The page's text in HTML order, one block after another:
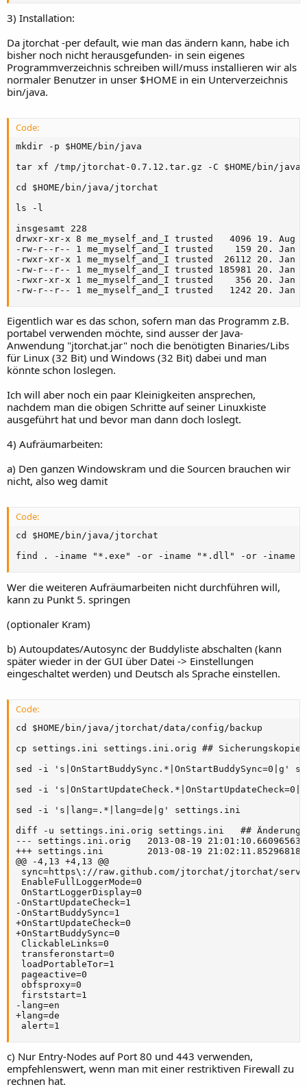
3) Installation:
Da jtorchat -per default, wie man das ändern kann, habe ich
bisher noch nicht herausgefunden- in sein eigenes
Programmverzeichnis schreiben will/muss installieren wir als
normaler Benutzer in unser $HOME in ein Unterverzeichnis
bin/java.
Code:
mkdir -p $HOME/bin/java
tar xf /tmp/jtorchat-0.7.12.tar.gz -C $HOME/bin/java/
cd $HOME/bin/java/jtorchat
ls -l
insgesamt 228
drwxr-xr-x 8 me_myself_and_I trusted   4096 19. Aug
-rw-r--r-- 1 me_myself_and_I trusted    159 20. Jan
-rwxr-xr-x 1 me_myself_and_I trusted  26112 20. Jan
-rw-r--r-- 1 me_myself_and_I trusted 185981 20.
-rwxr-xr-x 1 me_myself_and_I trusted    356 20. Jan
-rw-r--r-- 1 me_myself_and_I trusted   1242 20. Jan
Eigentlich war es das schon, sofern man das Programm z.B.
portabel verwenden möchte, sind ausser der Java-
Anwendung "jtorchat.jar" noch die benötigten Binaries/Libs
für Linux (32 Bit) und Windows (32 Bit) dabei und man
könnte schon loslegen.
Ich will aber noch ein paar Kleinigkeiten ansprechen,
nachdem man die obigen Schritte auf seiner Linuxkiste
ausgeführt hat und bevor man dann doch loslegt.
4) Aufräumarbeiten:
a) Den ganzen Windowskram und die Sourcen brauchen wir
nicht, also weg damit
Code:
cd $HOME/bin/java/jtorchat
find . -iname "*.exe" -or -iname "*.dll" -or -iname
Wer die weiteren Aufräumarbeiten nicht durchführen will,
kann zu Punkt 5. springen
(optionaler Kram)
b) Autoupdates/Autosync der Buddyliste abschalten (kann
später wieder in der GUI über Datei -> Einstellungen
eingeschaltet werden) und Deutsch als Sprache einstellen.
Code:
cd $HOME/bin/java/jtorchat/data/config/backup
cp settings.ini settings.ini.orig ## Sicherungskopie
sed -i 's|OnStartBuddySync.*|OnStartBuddySync=0|g'
sed -i
sed -i 's|lang=.*|lang=de|g' settings.ini
diff -u settings.ini.orig settings.ini   ##
--- settings.ini.orig   2013-08-19 21:01:10.660965636
+++ settings.ini        2013-08-19 21:02:11.852968186
@@ -4,13 +4,13 @@
sync=https\://raw.github.com/jtorchat/jtorchat/
EnableFullLoggerMode=0
OnStartLoggerDisplay=0
-OnStartUpdateCheck=1
-OnStartBuddySync=1
+OnStartUpdateCheck=0
+OnStartBuddySync=0
ClickableLinks=0
transferonstart=0
loadPortableTor=1
pageactive=0
obfsproxy=0
firststart=1
-lang=en
+lang=de
alert=1
c) Nur Entry-Nodes auf Port 80 und 443 verwenden,
empfehlenswert, wenn man mit einer restriktiven Firewall zu
rechnen hat.